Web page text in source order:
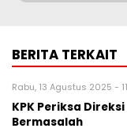
BERITA TERKAIT
Rabu, 13 Agustus 2025 -
KPK Periksa
Bermasalah